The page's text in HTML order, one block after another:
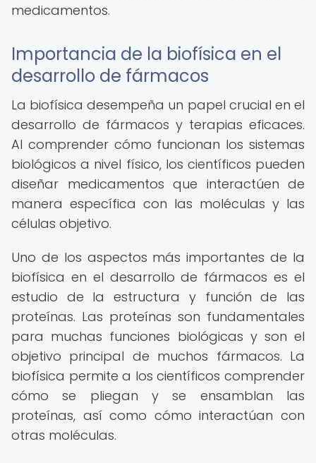
medicamentos.
Importancia de la biofísica en el
desarrollo de fármacos
La biofísica desempeña un papel crucial en el
desarrollo de fármacos y terapias eficaces.
Al comprender cómo funcionan los sistemas
biológicos a nivel físico, los científicos pueden
diseñar medicamentos que interactúen de
manera específica con las moléculas y las
células objetivo.
Uno de los aspectos más importantes de la
biofísica en el desarrollo de fármacos es el
estudio de la estructura y función de las
proteínas. Las proteínas son fundamentales
para muchas funciones biológicas y son el
objetivo principal de muchos fármacos. La
biofísica permite a los científicos comprender
cómo se pliegan y se ensamblan las
proteínas, así como cómo interactúan con
otras moléculas.